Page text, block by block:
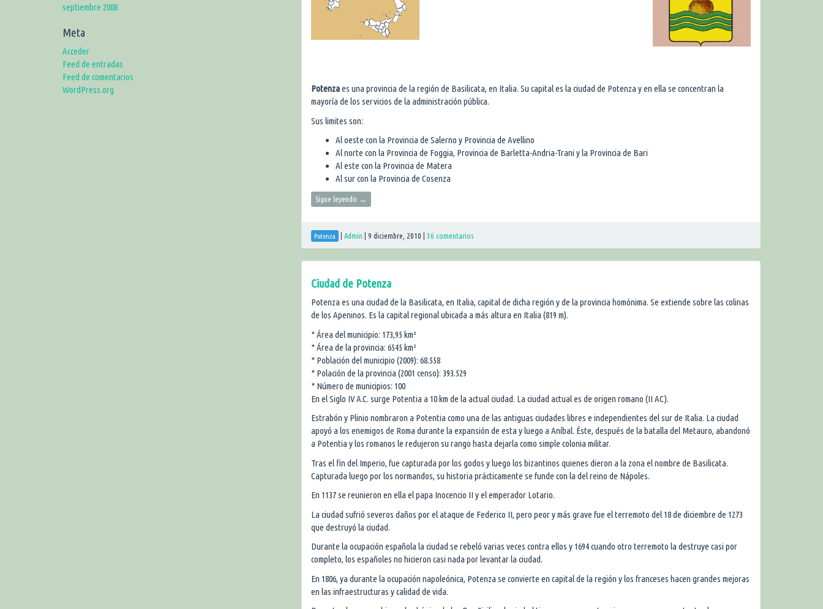
Potenzaes una provincia de la región de Basilicata, en Italia. Su capital es la ciudad de Potenza y en ella se concentran la
mayoría de los servicios de la administración pública.
Sus limites son:
Al oeste con la Provincia de Salerno y Provincia de Avellino
Al norte con la Provincia de Foggia, Provincia de Barletta-Andria-Trani y la Provincia de Bari
Al este con la Provincia de Matera
Al sur con la Provincia de Cosenza
Sigue leyendo →
Potenza Admin 9 diciembre, 2010 36 comentarios
Ciudad de Potenza
Potenza es una ciudad de la Basilicata, en Italia, capital de dicha región y de la provincia homónima. Se extiende sobre las colinas
de los Apeninos. Es la capital regional ubicada a más altura en Italia (819 m).
* Área del municipio: 173,95 km²
* Área de la provincia: 6545 km²
* Población del municipio (2009): 68.558
* Polación de la provincia (2001 censo): 393.529
* Número de municipios: 100
En el Siglo IV A.C. surge Potentia a 10 km de la actual ciudad. La ciudad actual es de origen romano (II AC).
Estrabón y Plinio nombraron a Potentia como una de las antiguas ciudades libres e independientes del sur de Italia. La ciudad
apoyó a los enemigos de Roma durante la expansión de esta y luego a Aníbal. Éste, después de la batalla del Metauro, abandonó
a Potentia y los romanos le redujeron su rango hasta dejarla como simple colonia militar.
Tras el fin del Imperio, fue capturada por los godos y luego los bizantinos quienes dieron a la zona el nombre de Basilicata.
Capturada luego por los normandos, su historia prácticamente se funde con la del reino de Nápoles.
En 1137 se reunieron en ella el papa Inocencio II y el emperador Lotario.
La ciudad sufrió severos daños por el ataque de Federico II, pero peor y más grave fue el terremoto del 18 de diciembre de 1273
que destruyó la ciudad.
Durante la ocupación española la ciudad se rebeló varias veces contra ellos y 1694 cuando otro terremoto la destruye casi por
completo, los españoles no hicieron casi nada por levantar la ciudad.
En 1806, ya durante la ocupación napoleónica, Potenza se convierte en capital de la región y los franceses hacen grandes mejoras
en las infraestructuras y calidad de vida.
septiembre 2008
Meta
Acceder
Feed de entradas
Feed de comentarios
WordPress.org